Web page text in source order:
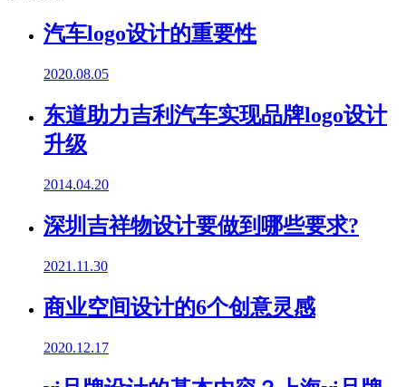
汽车logo设计的重要性
2020.08.05
东道助力吉利汽车实现品牌logo设计
升级
2014.04.20
深圳吉祥物设计要做到哪些要求?
2021.11.30
商业空间设计的6个创意灵感
2020.12.17